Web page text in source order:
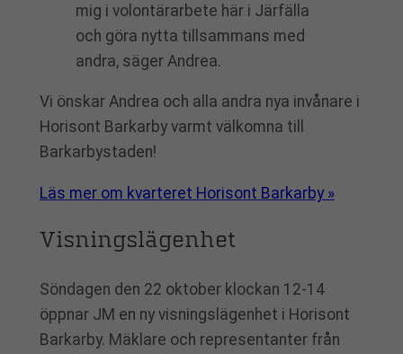
mig i volontärarbete här i Järfälla
och göra nytta tillsammans med
andra, säger Andrea.
Vi önskar Andrea och alla andra nya invånare i
Horisont Barkarby varmt välkomna till
Barkarbystaden!
Läs mer om kvarteret Horisont Barkarby »
Visningslägenhet
Söndagen den 22 oktober klockan 12-14
öppnar JM en ny visningslägenhet i Horisont
Barkarby. Mäklare och representanter från